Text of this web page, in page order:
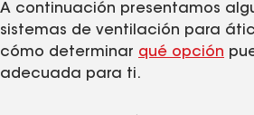
A continuación presentamos
sistemas de ventilación para
cómo determinar qué opción
adecuada para ti.